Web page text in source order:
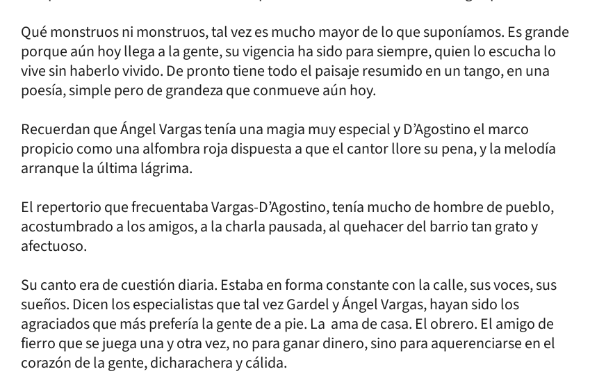
Qué monstruos ni monstruos, tal vez es mucho mayor de lo que suponíamos. Es grande
porque aún hoy llega a la gente, su vigencia ha sido para siempre, quien lo escucha lo
vive sin haberlo vivido. De pronto tiene todo el paisaje resumido en un tango, en una
poesía, simple pero de grandeza que conmueve aún hoy.
Recuerdan que Ángel Vargas tenía una magia muy especial y D’Agostino el marco
propicio como una alfombra roja dispuesta a que el cantor llore su pena, y la melodía
arranque la última lágrima.
El repertorio que frecuentaba Vargas-D’Agostino, tenía mucho de hombre de pueblo,
acostumbrado a los amigos, a la charla pausada, al quehacer del barrio tan grato y
afectuoso.
Su canto era de cuestión diaria. Estaba en forma constante con la calle, sus voces, sus
sueños. Dicen los especialistas que tal vez Gardel y Ángel Vargas, hayan sido los
agraciados que más prefería la gente de a pie. La ama de casa. El obrero. El amigo de
fierro que se juega una y otra vez, no para ganar dinero, sino para aquerenciarse en el
corazón de la gente, dicharachera y cálida.